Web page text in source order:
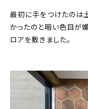
最初に手をつけたのは
かったのと暗い色目が
ロアを敷きました。